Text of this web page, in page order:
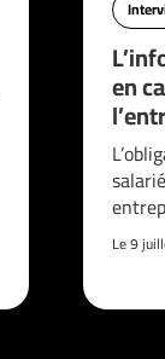
en
Le 9